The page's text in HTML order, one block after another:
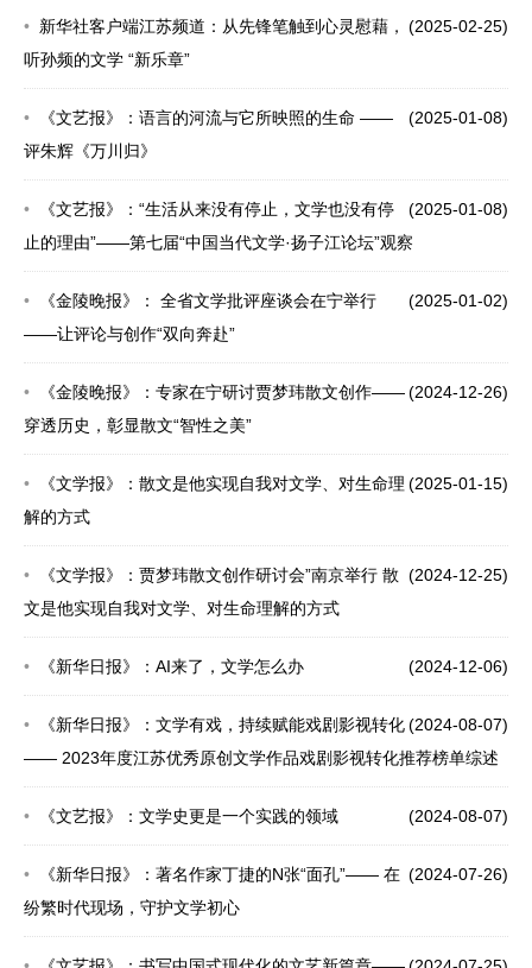
(2025-02-25)
新华社客户端江苏频道：从先锋笔触到心灵慰藉，
听孙频的文学 “新乐章”
(2025-01-08)
《文艺报》：语言的河流与它所映照的生命 ——
评朱辉《万川归》
(2025-01-08)
《文艺报》：“生活从来没有停止，文学也没有停
止的理由”——第七届“中国当代文学·扬子江论坛”观察
(2025-01-02)
《金陵晚报》： 全省文学批评座谈会在宁举行
——让评论与创作“双向奔赴”
(2024-12-26)
《金陵晚报》：专家在宁研讨贾梦玮散文创作——
穿透历史，彰显散文“智性之美”
(2025-01-15)
《文学报》：散文是他实现自我对文学、对生命理
解的方式
(2024-12-25)
《文学报》：贾梦玮散文创作研讨会”南京举行 散
文是他实现自我对文学、对生命理解的方式
(2024-12-06)
《新华日报》：AI来了，文学怎么办
(2024-08-07)
《新华日报》：文学有戏，持续赋能戏剧影视转化
—— 2023年度江苏优秀原创文学作品戏剧影视转化推荐榜单综述
(2024-08-07)
《文艺报》：文学史更是一个实践的领域
(2024-07-26)
《新华日报》：著名作家丁捷的N张“面孔”—— 在
纷繁时代现场，守护文学初心